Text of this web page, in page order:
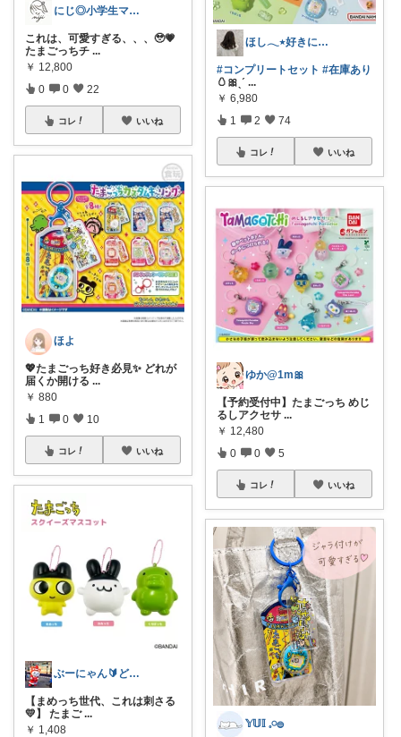
にじ◎小学生ママ可愛い×便利グッズ
これは、可愛すぎる、、、🥹💗
たまごっちチ ...
￥ 12,800
0 0 22
コレ いいね
ほよ
💖たまごっち好き必見✨ どれが
届くか開ける ...
￥ 880
1 0 10
コレ いいね
ぶーにゃん🔰どうしたら売れるかな😭
【まめっち世代、これは刺さる
💛】 たまご ...
￥ 1,408
ほし𓂃٭好きに囲まれた生活
#コンプリートセット #在庫あり
🥚🎀ˎˊ ...
￥ 6,980
1 2 74
コレ いいね
ゆか@1m🎀
【予約受付中】たまごっち めじ
るしアクセサ ...
￥ 12,480
0 0 5
コレ いいね
𝕐𝕌𝕀 𓈒𓏸𓐍